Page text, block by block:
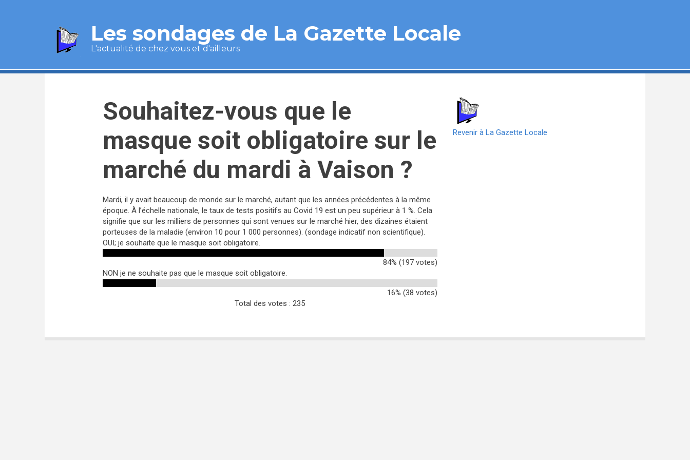
Les sondages de La Gazette Locale
L'actualité de chez vous et d'ailleurs
Souhaitez-vous que le
masque soit obligatoire sur le
marché du mardi à Vaison ?
Mardi, il y avait beaucoup de monde sur le marché, autant que les années précédentes à la même
époque. À l’échelle nationale, le taux de tests positifs au Covid 19 est un peu supérieur à 1 %. Cela
signifie que sur les milliers de personnes qui sont venues sur le marché hier, des dizaines étaient
porteuses de la maladie (environ 10 pour 1 000 personnes). (sondage indicatif non scientifique).
OUI; je souhaite que le masque soit obligatoire.
84% (197 votes)
NON je ne souhaite pas que le masque soit obligatoire.
16% (38 votes)
Total des votes : 235
Revenir à La Gazette Locale